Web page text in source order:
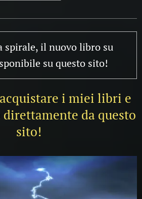
spirale, il nuovo libro su
su questo sito!
i miei libri e
da questo
sito!